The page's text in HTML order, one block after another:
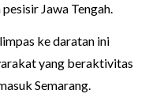
Jawa Tengah.
ke daratan ini
yang beraktivitas
Semarang.